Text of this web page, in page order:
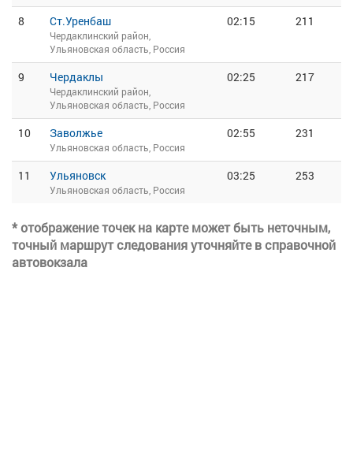
8 Ст.Уренбаш
Чердаклинский район,
Ульяновская область, Россия
02:15 211
9 Чердаклы
Чердаклинский район,
Ульяновская область, Россия
02:25 217
10 Заволжье
Ульяновская область, Россия
02:55 231
11 Ульяновск
Ульяновская область, Россия
03:25 253
* отображение точек на карте может быть неточным,
точный маршрут следования уточняйте в справочной
автовокзала